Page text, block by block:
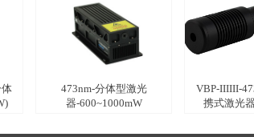
473nm-分体型激光
器-600~1000mW
VBP-IIIIII-
携式激光